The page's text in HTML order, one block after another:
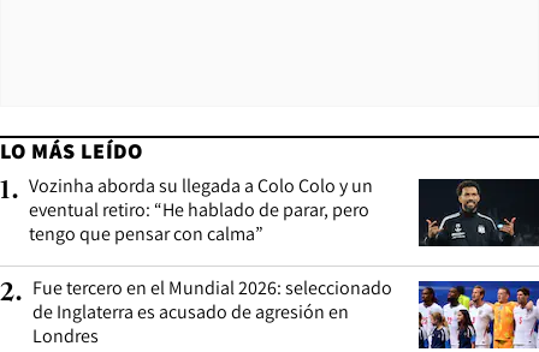
LO MÁS LEÍDO
1. Vozinha aborda su llegada a Colo Colo y un
eventual retiro: “He hablado de parar, pero
tengo que pensar con calma”
2. Fue tercero en el Mundial 2026: seleccionado
de Inglaterra es acusado de agresión en
Londres